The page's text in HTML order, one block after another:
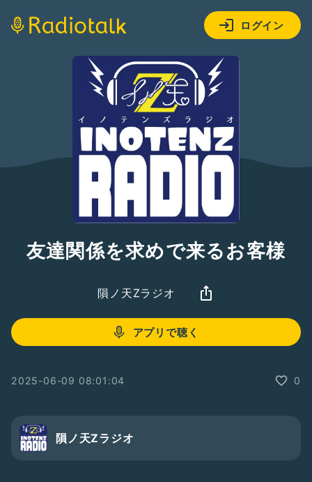
ログイン
友達関係を求めで来るお客様
隕ノ天Zラジオ
アプリで聴く
2025-06-09 08:01:04 0
隕ノ天Zラジオ